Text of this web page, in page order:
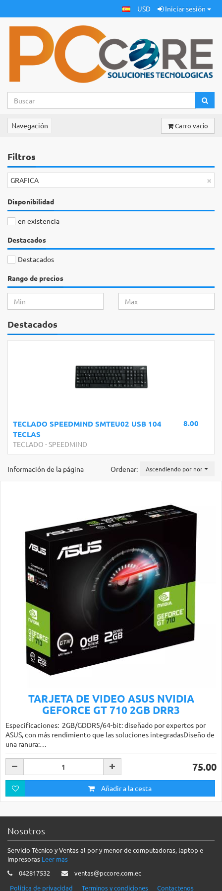
USD Iniciar sesión
Navegación Carro vacio
Filtros
×
GRAFICA
Disponibilidad
en existencia
Destacados
Destacados
Rango de precios
Destacados
8.00
TECLADO SPEEDMIND SMTEU02 USB 104
TECLAS
TECLADO -SPEEDMIND
Ordenar: Ascendiendo por nombre
Información de la página
TARJETA DE VIDEO ASUS NVIDIA
GEFORCE GT 710 2GB DRR3
Especificaciones: 2GB/GDDR5/64-bit: diseñado por expertos por
ASUS, con más rendimiento que las soluciones integradasDiseño de
una ranura:…
75.00
Añadir a la cesta
Nosotros
Servicio Técnico y Ventas al por y menor de computadoras, laptop e
impresoras Leer mas
042817532
ventas@pccore.com.ec
Politica de privacidad
Terminos y condiciones Contactenos